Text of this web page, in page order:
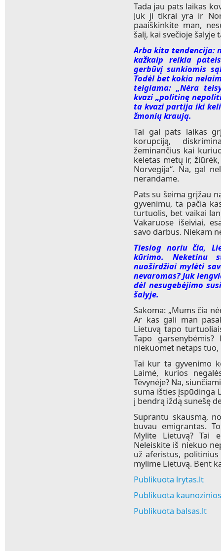
Tada jau pats laikas
Juk ji tikrai yra ir
paaiškinkite man,
šalį, kai svečioje
Arba kita tendencija:
kažkaip reikia
gerbūvį sunkiomis
Todėl bet kokia
teigiama: „Nėra
kvazi „politinę
ta kvazi partija iki
žmonių kraują.
Tai gal pats laikas
korupciją,
žeminančius kai
keletas metų ir,
Norvegija“. Na, gal
nerandame.
Pats su šeima grįžau
gyvenimu, ta pačia
turtuolis, bet vaikai
Vakaruose išeiviai,
savo darbus. Niekam
Tiesiog noriu čia,
kūrimo. Neketinu
nuoširdžiai mylėti
nevaromas? Juk
dėl nesugebėjimo
šalyje.
Sakoma: „Mums čia
Ar kas gali man
Lietuvą tapo
Tapo
niekuomet netaps tuo,
Tai kur ta gyvenimo
Laimė, kurios
Tėvynėje? Na,
suma išties įspūdinga
į bendrą iždą sunešę
Suprantu skausmą,
buvau emigrantas.
Mylite Lietuvą? Tai
Neleiskite iš niekuo
už aferistus,
mylime Lietuvą. Bent
Publikuota lrytas.lt
Publikuota
Publikuota balsas.lt